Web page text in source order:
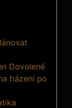
Dovolené
házení po